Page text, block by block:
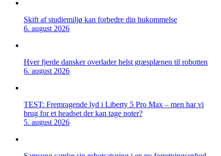
Skift af studiemiljø kan forbedre din hukommelse
6. august 2026
Hver fjerde dansker overlader helst græsplænen til robotten
6. august 2026
TEST: Fremragende lyd i Liberty 5 Pro Max – men har vi
brug for et headset der kan tage noter?
5. august 2026